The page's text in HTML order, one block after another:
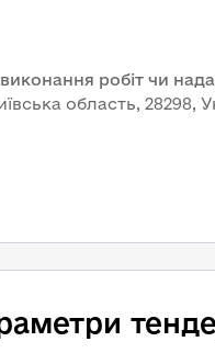
робіт чи
область, 28298,